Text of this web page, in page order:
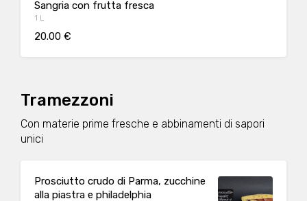
Sangria con frutta fresca
1 L
20.00 €
Tramezzoni
Con materie prime fresche e abbinamenti di sapori
unici
Prosciutto crudo di Parma, zucchine
alla piastra e philadelphia